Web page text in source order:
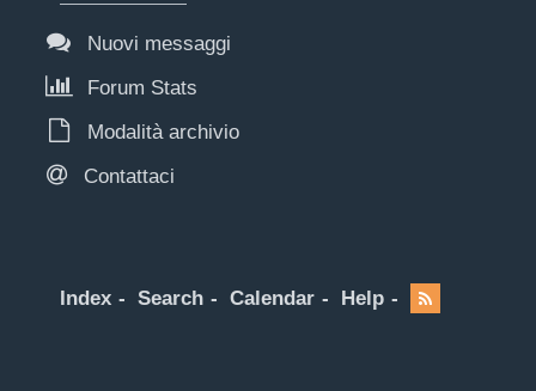
Nuovi messaggi
Forum Stats
Modalità archivio
Contattaci
Index Search Calendar Help